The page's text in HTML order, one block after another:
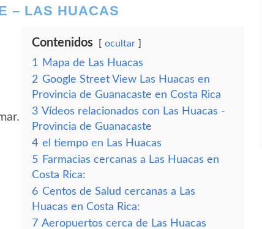
– LAS HUACAS
Contenidos ocultar
1
Mapa de Las Huacas
2 Google Street View Las Huacas en
Provincia de Guanacaste en Costa Rica
3 Vídeos relacionados con Las Huacas -
Provincia de Guanacaste
4 el tiempo en Las Huacas
5 Farmacias cercanas a Las Huacas en
Costa Rica:
6 Centos de Salud cercanas a Las
Huacas en Costa Rica:
7 Aeropuertos cerca de Las Huacas